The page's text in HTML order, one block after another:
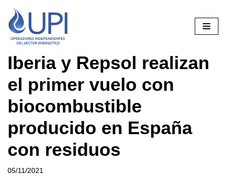
Saltar
al
Iberia y Repsol realizan
el primer vuelo con
biocombustible
producido en España
con residuos
05/11/2021